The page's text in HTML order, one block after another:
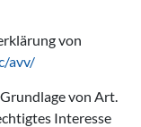
von
avv/
von Art.
Interesse